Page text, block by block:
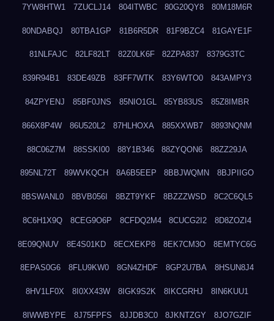
7YW8HTW1 7ZUCLJ14 804ITWBC 80G20QY8 80M18M6R
80NDABQJ 80TBA1GP 81B6R5DR 81F9BZC4 81GAYE1F
81NLFAJC 82LF82LT 82Z0LK6F 82ZPA837 8379G3TC
839R94B1 83DE49ZB 83FF7WTK 83Y6WTO0 843AMPY3
84ZPYENJ 85BF0JNS 85NIO1GL 85YB83US 85Z8IMBR
866X8P4W 86U520L2 87HLHOXA 885XXWB7 8893NQNM
88C06Z7M 88SSKI00 88Y1B346 88ZYQON6 88ZZ29JA
895NL72T 89WVKQCH 8A6B5EEP 8BBJWQMN 8BJPIIGO
8BSWANL0 8BVB056I 8BZT9YKF 8BZZZWSD 8C2C6QL5
8C6H1X9Q 8CEG9O6P 8CFDQ2M4 8CUCG2I2 8D8ZOZI4
8E09QNUV 8E4S01KD 8ECXEKP8 8EK7CM3O 8EMTYC6G
8EPAS0G6 8FLU9KW0 8GN4ZHDF 8GP2U7BA 8HSUN8J4
8HV1LF0X 8I0XX43W 8IGK9S2K 8IKCGRHJ 8IN6KUU1
8IWWBYPE 8J75FPFS 8JJDB3C0 8JKNTZGY 8JO7GZIF